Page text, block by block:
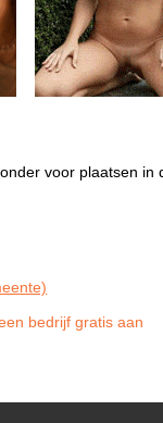
voor plaatsen in
bedrijf gratis aan